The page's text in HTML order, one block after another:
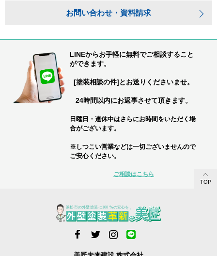
お問い合わせ・資料請求
LINEからお手軽に無料でご相談すること
ができます。
[塗装相談の件]とお送りくださいませ。
24時間以内にお返事させて頂きます。
日曜日・連休中はさらにお時間をいただく場
合がございます。
※しつこい営業などは一切ございませんので
ご安心ください。
ご相談はこちら
TOP